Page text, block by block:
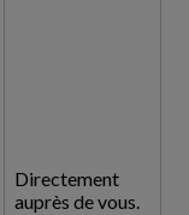
Directement
auprès de vous.